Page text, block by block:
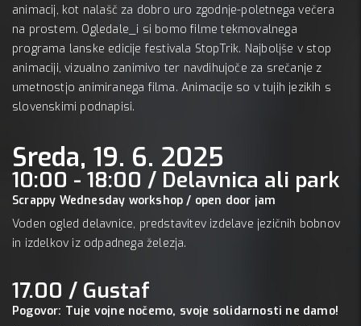
animacij, kot nalašč za dobro uro zgodnje-poletnega večera
na prostem. Ogledale_i si bomo filme tekmovalnega
programa lanske edicije festivala StopTrik. Najboljše v stop
animaciji, vizualno zanimivo ter navdihujoče za srečanje z
umetnostjo animiranega filma. Animacije so v tujih jezikih s
slovenskimi podnapisi.
Sreda, 19. 6. 2025
10:00 - 18:00 / Delavnica ali park
Scrappy Wednesday workshop / open door jam
Voden ogled delavnice, predstavitev izdelave jezičnih bobnov
in izdelkov iz odpadnega železja.
17.00 / Gustaf
Pogovor: Tuje vojne nočemo, svoje solidarnosti ne damo!